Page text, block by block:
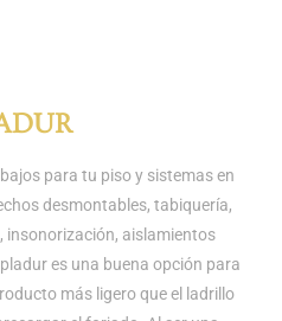
para tu piso y sistemas en
desmontables, tabiquería,
insonorización, aislamientos
es una buena opción para
más ligero que el ladrillo